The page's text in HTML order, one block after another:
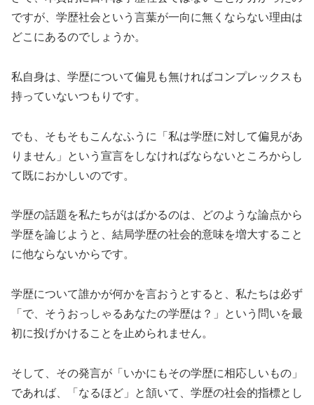
ですが、学歴社会という言葉が一向に無くならない理由は
どこにあるのでしょうか。
私自身は、学歴について偏見も無ければコンプレックスも
持っていないつもりです。
でも、そもそもこんなふうに「私は学歴に対して偏見があ
りません」という宣言をしなければならないところからし
て既におかしいのです。
学歴の話題を私たちがはばかるのは、どのような論点から
学歴を論じようと、結局学歴の社会的意味を増大すること
に他ならないからです。
学歴について誰かが何かを言おうとすると、私たちは必ず
「で、そうおっしゃるあなたの学歴は？」という問いを最
初に投げかけることを止められません。
そして、その発言が「いかにもその学歴に相応しいもの」
であれば、「なるほど」と頷いて、学歴の社会的指標とし